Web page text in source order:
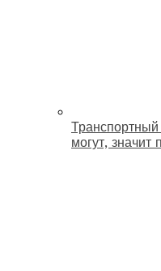
Транспортный
могут, значит